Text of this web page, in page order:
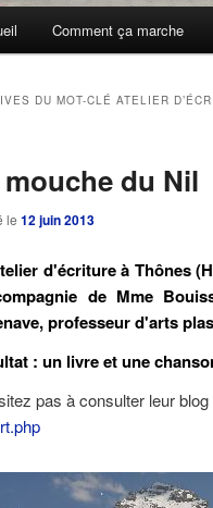
Comment ça marche
DU MOT-CLÉ ATELIER
mouche du Nil
le 12 juin 2013
d'écriture à Thônes
de Mme
professeur d'arts
: un livre et une
pas à consulter leur blog